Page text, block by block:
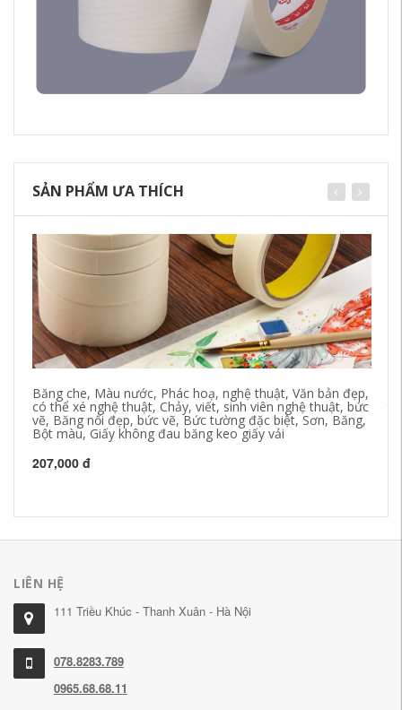
SẢN PHẨM ƯA THÍCH
Băng che, Màu nước, Phác hoạ, nghệ thuật, Văn bản đẹp,
có thể xé nghệ thuật, Chảy, viết, sinh viên nghệ thuật, bức
vẽ, Băng nối đẹp, bức vẽ, Bức tường đặc biệt, Sơn, Băng,
Bột màu, Giấy không đau băng keo giấy vải
207,000 đ
LIÊN HỆ
111 Triều Khúc - Thanh Xuân - Hà Nội
078.8283.789
0965.68.68.11